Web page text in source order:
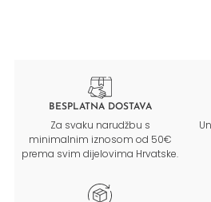
BESPLATNA DOSTAVA
Za svaku narudžbu s
minimalnim iznosom od 50€
prema svim dijelovima Hrvatske.